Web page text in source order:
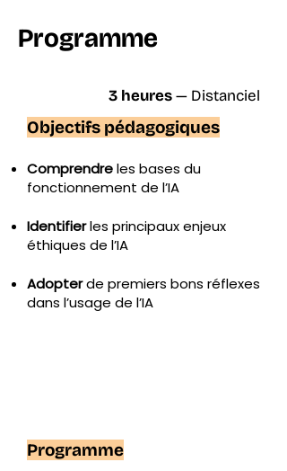
Programme
3 heures— Distanciel
Objectifs pédagogiques
Comprendreles bases du
fonctionnement de l’IA
Identifierles principaux enjeux
éthiques de l’IA
Adopterde premiers bons réflexes
dans l’usage de l’IA
Programme